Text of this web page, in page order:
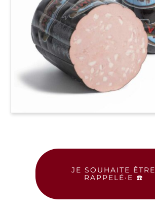
JE SOUHAITE ÊTRE
RAPPELÉ·E ☎️